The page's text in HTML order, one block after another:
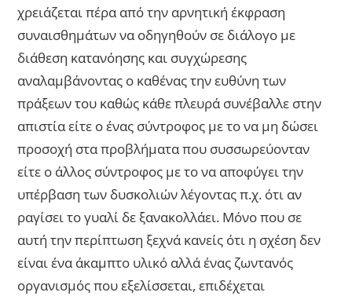
χρειάζεται πέρα από την αρνητική έκφραση
συναισθημάτων να οδηγηθούν σε διάλογο με
διάθεση κατανόησης και συγχώρεσης
αναλαμβάνοντας ο καθένας την ευθύνη των
πράξεων του καθώς κάθε πλευρά συνέβαλλε στην
απιστία είτε ο ένας σύντροφος με το να μη δώσει
προσοχή στα προβλήματα που συσσωρεύονταν
είτε ο άλλος σύντροφος με το να αποφύγει την
υπέρβαση των δυσκολιών λέγοντας π.χ. ότι αν
ραγίσει το γυαλί δε ξανακολλάει. Μόνο που σε
αυτή την περίπτωση ξεχνά κανείς ότι η σχέση δεν
είναι ένα άκαμπτο υλικό αλλά ένας ζωντανός
οργανισμός που εξελίσσεται, επιδέχεται